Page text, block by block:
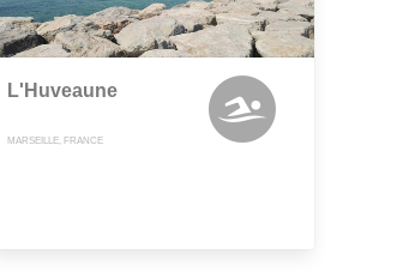
L'Huveaune
MARSEILLE, FRANCE